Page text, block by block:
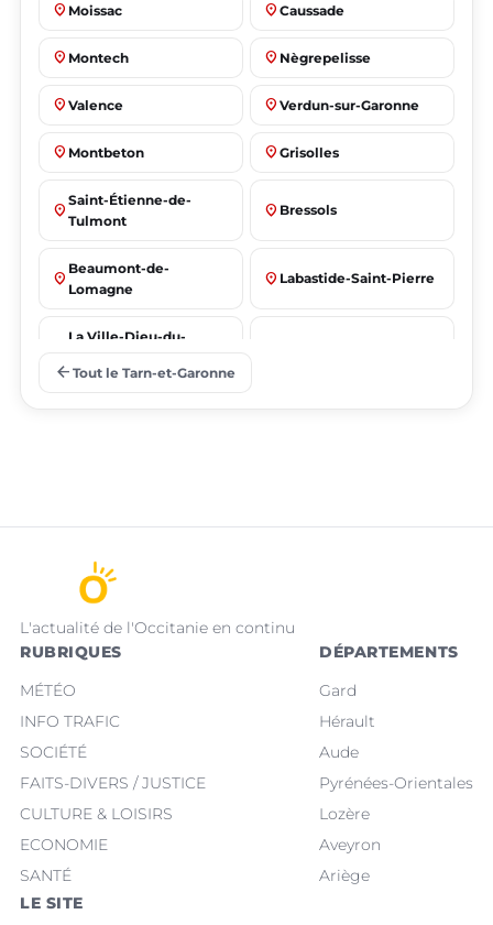
place Moissac place Caussade
place Montech place Nègrepelisse
place Valence place Verdun-sur-Garonne
place Montbeton place Grisolles
place
Saint-Étienne-de-
Tulmont
place Bressols
place
Beaumont-de-
Lomagne
place Labastide-Saint-Pierre
La Ville-Dieu-du-
arrow_back Tout le Tarn-et-Garonne
L'actualité de l'Occitanie en continu
RUBRIQUES
MÉTÉO
INFO TRAFIC
SOCIÉTÉ
FAITS-DIVERS / JUSTICE
CULTURE & LOISIRS
ECONOMIE
SANTÉ
DÉPARTEMENTS
Gard
Hérault
Aude
Pyrénées-Orientales
Lozère
Aveyron
Ariège
LE SITE